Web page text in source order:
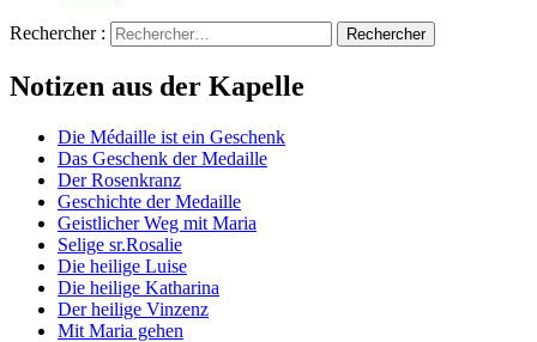
Rechercher :
Notizen aus der Kapelle
Die Médaille ist ein Geschenk
Das Geschenk der Medaille
Der Rosenkranz
Geschichte der Medaille
Geistlicher Weg mit Maria
Selige sr.Rosalie
Die heilige Luise
Die heilige Katharina
Der heilige Vinzenz
Mit Maria gehen